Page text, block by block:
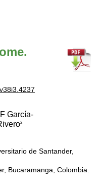
García-
2
de Santander,
Bucaramanga, Colombia.